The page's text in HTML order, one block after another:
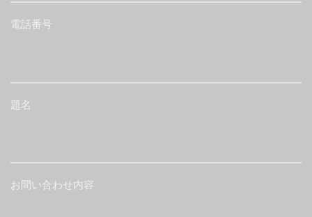
電話番号
題名
お問い合わせ内容